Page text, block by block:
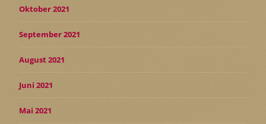
Oktober 2021
September 2021
August 2021
Juni 2021
Mai 2021